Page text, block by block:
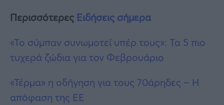
Περισσότερες Ειδήσεις σήμερα
«Το σύμπαν συνωμοτεί υπέρ τους»: Τα 5 πιο
τυχερά ζώδια για τον Φεβρουάριο
«Τέρμα» η οδήγηση για τους 70άρηδες – Η
απόφαση της ΕΕ